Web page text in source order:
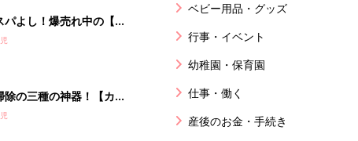
パよし！爆売れ中の【ス
】キッチングッズを
除の三種の神器！【カイ
題のグッズを実際に使
ベビー用品・グッズ
行事・イベント
幼稚園・保育園
仕事・働く
産後のお金・手続き